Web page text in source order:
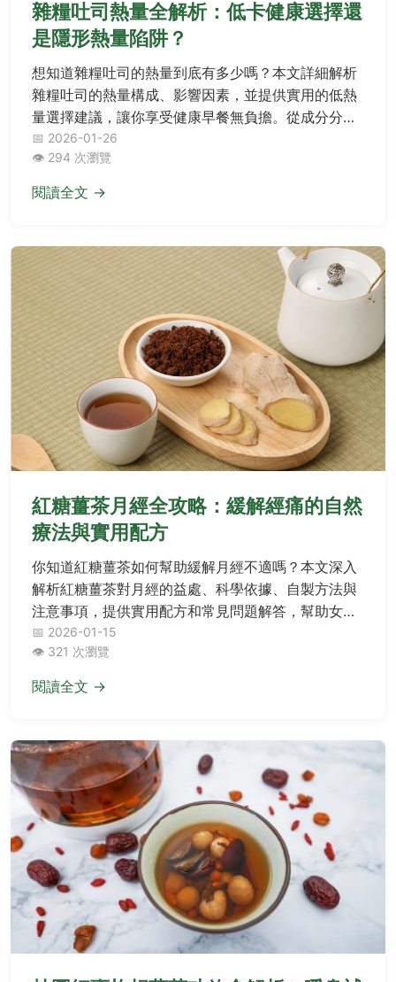
雜糧吐司熱量全解析：低卡健康選擇還
是隱形熱量陷阱？
想知道雜糧吐司的熱量到底有多少嗎？本文詳細解析
雜糧吐司的熱量構成、影響因素，並提供實用的低熱
量選擇建議，讓你享受健康早餐無負擔。從成分分析
到實際熱量比較，一次解答所有關於雜糧吐司熱量的
疑問！
📅 2026-01-26
紅糖薑茶月經全攻略：緩解經痛的自然
療法與實用配方
你知道紅糖薑茶如何幫助緩解月經不適嗎？本文深入
解析紅糖薑茶對月經的益處、科學依據、自製方法與
注意事項，提供實用配方和常見問題解答，幫助女性
自然舒緩經期不適。
📅 2026-01-15